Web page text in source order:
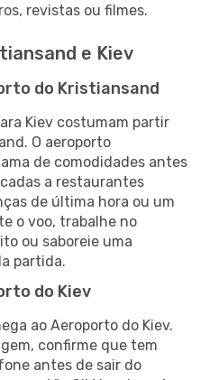
revistas ou filmes.
e Kiev
do Kristiansand
Kiev costumam partir
O aeroporto
de comodidades antes
a restaurantes
de última hora ou um
o voo, trabalhe no
ou saboreie uma
partida.
do Kiev
ao Aeroporto do Kiev.
confirme que tem
antes de sair do